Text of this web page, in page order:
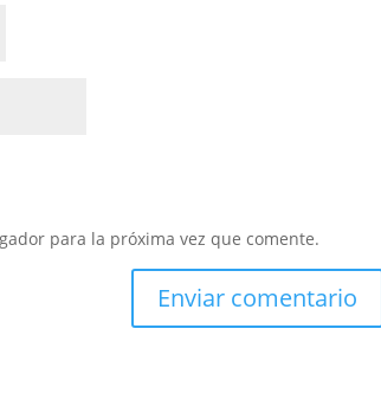
para la próxima vez que comente.